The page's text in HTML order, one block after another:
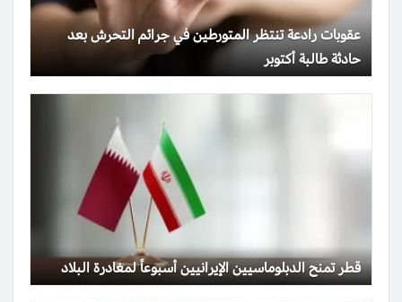
عقوبات رادعة تنتظر المتورطين في جرائم التحرش بعد
حادثة طالبة أكتوبر
قطر تمنح الدبلوماسيين الإيرانيين أسبوعاً لمغادرة البلاد